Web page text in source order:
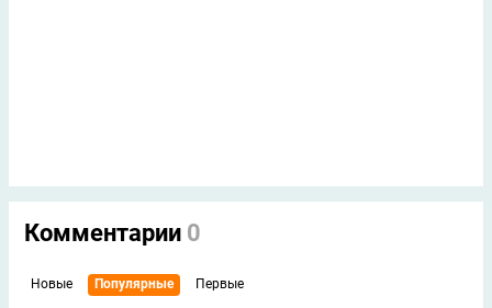
Комментарии 0
Новые Популярные Первые